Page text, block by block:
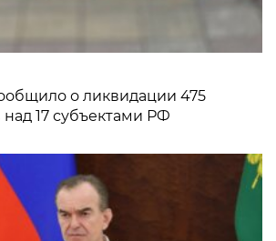
о ликвидации 475
17 субъектами РФ